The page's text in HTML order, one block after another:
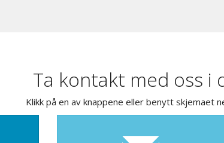
Ta kontakt med oss i
Klikk på en av knappene eller benytt skjemaet